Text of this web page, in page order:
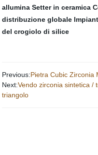
allumina Setter in ceramica
distribuzione globale
del crogiolo di silice
Previous:Pietra Cubic Zirconia
Next:Vendo zirconia sintetica /
triangolo